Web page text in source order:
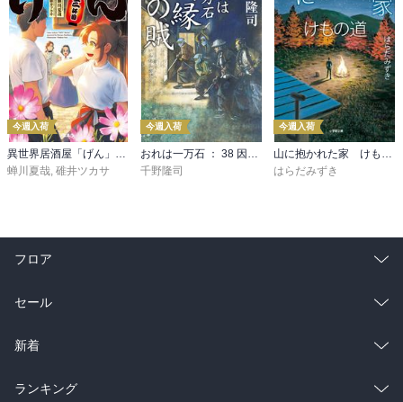
今週入荷
蝉川夏哉 碓井ツカサ
今週入荷
千野隆司
今週入荷
はらだみずき
フロア
総合
ラノベ
雑誌・グラビア
セール
総合
ラノベ
新着
総合
ランキング